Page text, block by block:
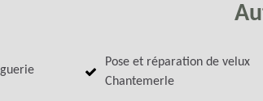
Pose et réparation de velux
Chantemerle